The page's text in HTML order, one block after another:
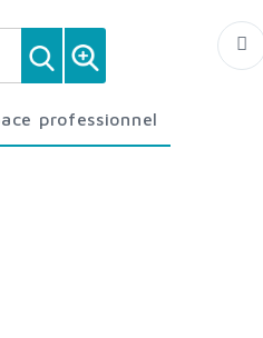
professionnel